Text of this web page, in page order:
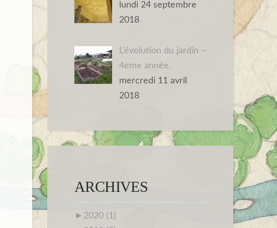
lundi 24 septembre
2018
L’évolution du jardin –
4eme année.
mercredi 11 avril
2018
ARCHIVES
► 2020 (1)